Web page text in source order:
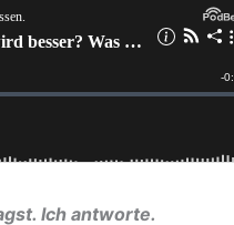
Ich antworte.